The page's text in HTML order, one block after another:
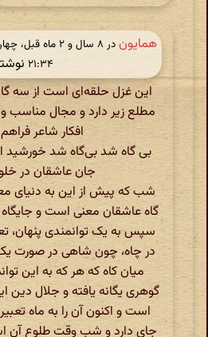
همایون
۲۱:۳۴
این غزل حلقه‌ای است از سه
مطلع زیر دارد و مجال مناسب و
افکار شاعر
بی گاه شد بی‌گاه شد خورشید
جان عاشقان در
شب که پیش از این به دنیای
گاه عاشقان معنی‌ است و
سپس به یک توانمندی پنهان،
در چاه، چون شاهی‌ در صورت
میان کاه که هر که به این
گوهری یگانه یافته و جلال دین
است و اکنون آن را به ماه
جای دارد و شب وقت طلوع آن